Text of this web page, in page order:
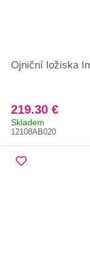
Ojniční ložiska
219.30 €
Skladem
12108AB020